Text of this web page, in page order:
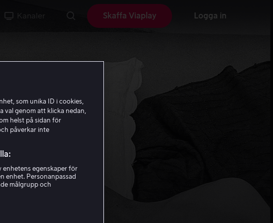
Kanaler Skaffa Viaplay Logga in
som unika ID i cookies,
val genom att klicka nedan,
helst på sidan för
påverkar inte
enhetens egenskaper för
enhet. Personanpassad
målgrupp och